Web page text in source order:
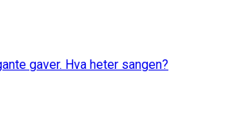
gaver. Hva heter sangen?